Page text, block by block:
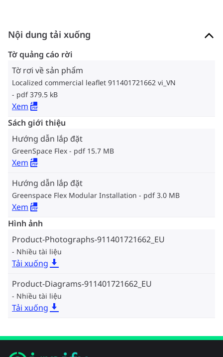
Nội dung tải xuống
Tờ quảng cáo rời
Tờ rơi về sản phẩm
Localized commercial leaflet 911401721662 vi_VN
pdf 379.5 kB
Xem
Sách giới thiệu
Hướng dẫn lắp đặt
GreenSpace Flex pdf 15.7 MB
Xem
Hướng dẫn lắp đặt
Greenspace Flex Modular Installation pdf 3.0 MB
Xem
Hình ảnh
Product-Photographs-911401721662_EU
Nhiều tài liệu
Tải xuống
Product-Diagrams-911401721662_EU
Nhiều tài liệu
Tải xuống